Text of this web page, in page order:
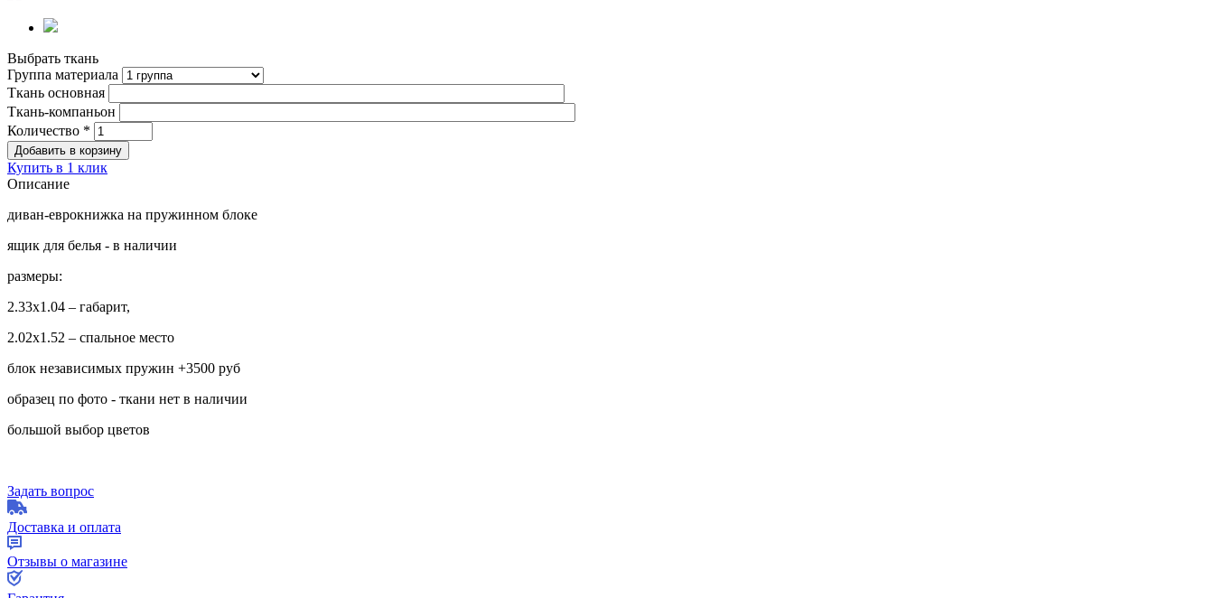
Выбрать ткань
Группа материала
Ткань основная
Ткань-компаньон
Количество *
Купить в 1 клик
Описание
диван-еврокнижка на пружинном блоке
ящик для белья - в наличии
размеры:
2.33х1.04 – габарит,
2.02х1.52 – спальное место
блок независимых пружин +3500 руб
образец по фото - ткани нет в наличии
большой выбор цветов
Задать вопрос
Доставка и оплата
Отзывы о магазине